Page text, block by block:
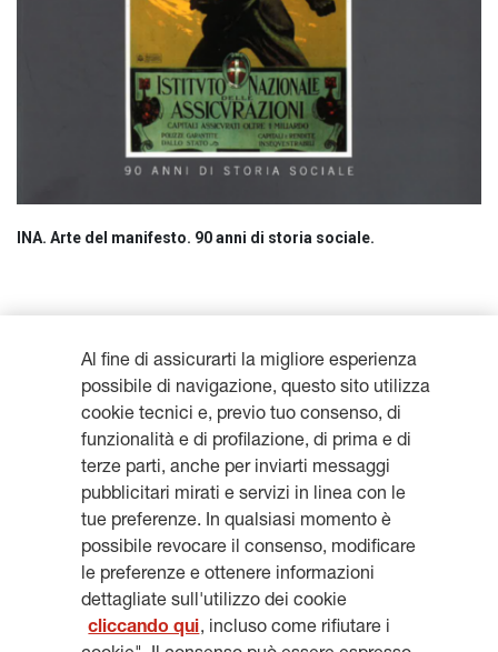
INA. Arte del manifesto. 90 anni di storia sociale.
Resta aggiornato, iscriviti alla
newsletter
Al fine di assicurarti la migliore esperienza
possibile di navigazione, questo sito utilizza
cookie tecnici e, previo tuo consenso, di
funzionalità e di profilazione, di prima e di
terze parti, anche per inviarti messaggi
pubblicitari mirati e servizi in linea con le
tue preferenze. In qualsiasi momento è
possibile revocare il consenso, modificare
le preferenze e ottenere informazioni
dettagliate sull'utilizzo dei cookie
cliccando qui, incluso come rifiutare i